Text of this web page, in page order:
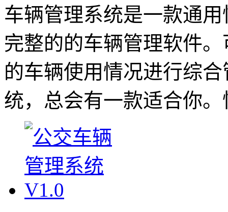
车辆管理系统是一款通
完整的的车辆管理软件
的车辆使用情况进行综
统，总会有一款适合你